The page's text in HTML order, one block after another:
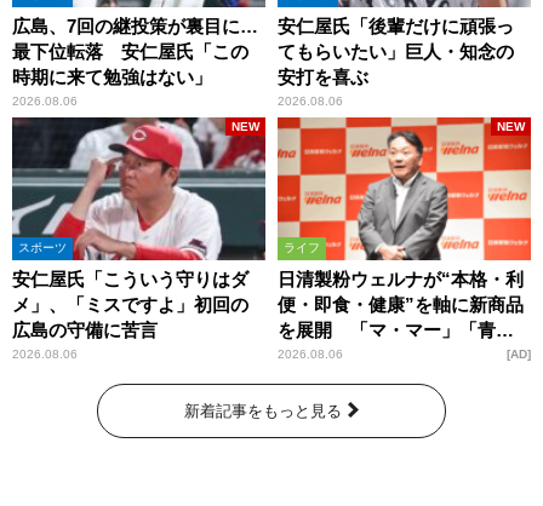
広島、7回の継投策が裏目に…
最下位転落 安仁屋氏「この
時期に来て勉強はない」
2026.08.06
安仁屋氏「後輩だけに頑張っ
てもらいたい」巨人・知念の
安打を喜ぶ
2026.08.06
スポーツ
安仁屋氏「こういう守りはダ
メ」、「ミスですよ」初回の
広島の守備に苦言
2026.08.06
NEW
ライフ
日清製粉ウェルナが“本格・利
便・即食・健康”を軸に新商品
を展開 「マ・マー」「青の
洞窟」ブランドを強化
2026.08.06
NEW
AD
新着記事をもっと見る